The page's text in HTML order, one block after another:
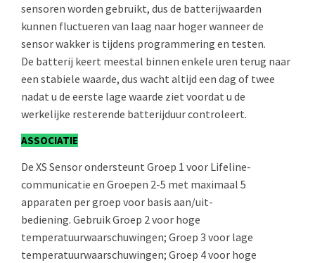
sensoren worden gebruikt, dus de batterijwaarden
kunnen fluctueren van laag naar hoger wanneer de
sensor wakker is tijdens programmering en testen.
De batterij keert meestal binnen enkele uren terug naar
een stabiele waarde, dus wacht altijd een dag of twee
nadat u de eerste lage waarde ziet voordat u de
werkelijke resterende batterijduur controleert.
ASSOCIATIE
De XS Sensor ondersteunt Groep 1 voor Lifeline-
communicatie en Groepen 2-5 met maximaal 5
apparaten per groep voor basis aan/uit-
bediening. Gebruik Groep 2 voor hoge
temperatuurwaarschuwingen; Groep 3 voor lage
temperatuurwaarschuwingen; Groep 4 voor hoge